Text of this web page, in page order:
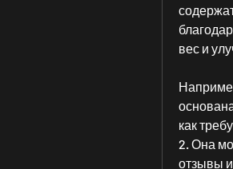
вес и
как
2. Она
отзывы